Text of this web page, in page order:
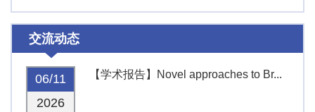
交流动态
06/11
2026
【学术报告】Novel approaches to Br...